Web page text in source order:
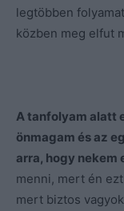
legtöbben
közben meg elfut
A tanfolyam alatt
önmagam és az
arra, hogy nekem
menni, mert én
mert biztos